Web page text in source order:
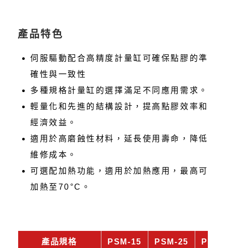
產品特色
伺服驅動配合高精度計量缸可確保點膠的準
確性與一致性
多種規格計量缸的選擇滿足不同應用需求。
輕量化和先進的結構設計，提高點膠效率和
經濟效益。
適用於高磨蝕性材料，延長使用壽命，降低
維修成本。
可選配加熱功能，適用於加熱應用，最高可
加熱至70°C。
產品規格 PSM-15 PSM-25